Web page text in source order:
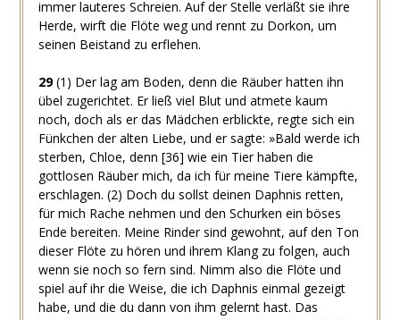
immer lauteres Schreien. Auf der Stelle verläßt sie ihre
Herde, wirft die Flöte weg und rennt zu Dorkon, um
seinen Beistand zu erflehen.
29 (1) Der lag am Boden, denn die Räuber hatten ihn
übel zugerichtet. Er ließ viel Blut und atmete kaum
noch, doch als er das Mädchen erblickte, regte sich ein
Fünkchen der alten Liebe, und er sagte: »Bald werde ich
sterben, Chloe, denn [36] wie ein Tier haben die
gottlosen Räuber mich, da ich für meine Tiere kämpfte,
erschlagen. (2) Doch du sollst deinen Daphnis retten,
für mich Rache nehmen und den Schurken ein böses
Ende bereiten. Meine Rinder sind gewohnt, auf den Ton
dieser Flöte zu hören und ihrem Klang zu folgen, auch
wenn sie noch so fern sind. Nimm also die Flöte und
spiel auf ihr die Weise, die ich Daphnis einmal gezeigt
habe, und die du dann von ihm gelernt hast. Das